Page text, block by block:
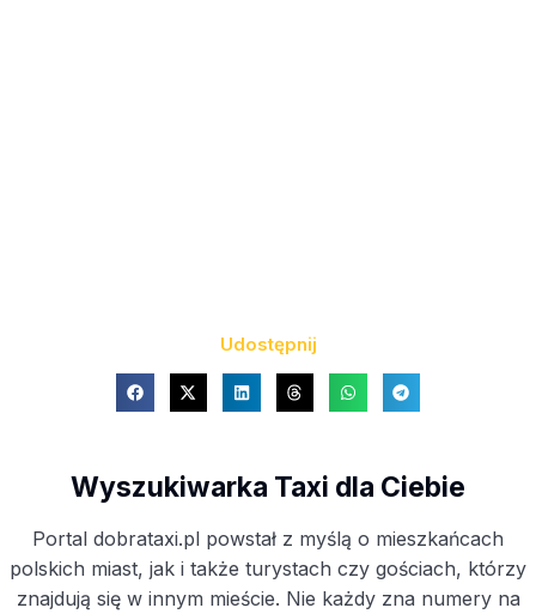
Udostępnij
Wyszukiwarka Taxi dla Ciebie
Portal dobrataxi.pl powstał z myślą o mieszkańcach
polskich miast, jak i także turystach czy gościach, którzy
znajdują się w innym mieście. Nie każdy zna numery na